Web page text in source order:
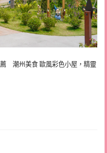
潮州美食 歐風彩色小屋，精靈